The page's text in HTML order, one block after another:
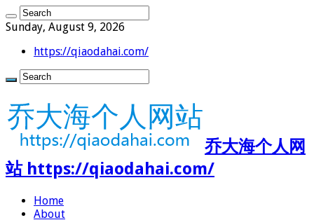
Sunday, August 9, 2026
https://qiaodahai.com/
乔大海个人网
站 https://qiaodahai.com/
Home
About